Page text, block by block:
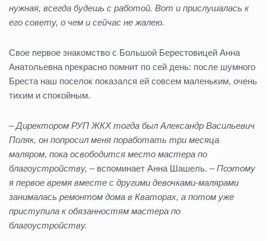
нужная, всегда будешь с работой. Вот и прислушалась к
его совету, о чем и сейчас не жалею.
Свое первое знакомство с Большой Берестовицей Анна
Анатольевна прекрасно помнит по сей день: после шумного
Бреста наш поселок показался ей совсем маленьким, очень
тихим и спокойным.
–Директором РУП ЖКХ тогда был Александр Васильевич
Поляк, он попросил меня поработать три месяца
маляром, пока освободится место мастера по
благоустройству, –вспоминает Анна Шашель. –Поэтому
я первое время вместе с другими девочками-малярами
занималась ремонтом дома в Кваторах, а потом уже
приступила к обязанностям мастера по
благоустройству.